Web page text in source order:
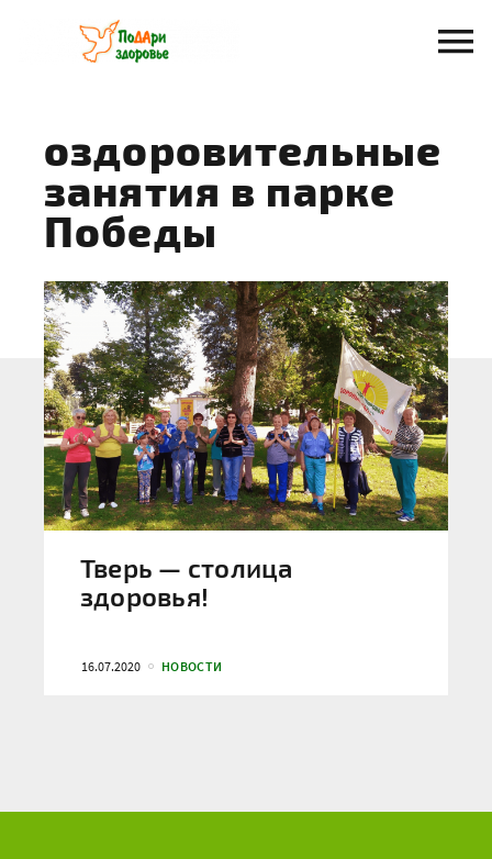
содержанию
оздоровительные
занятия в парке
Победы
Тверь — столица
здоровья!
16.07.2020 НОВОСТИ